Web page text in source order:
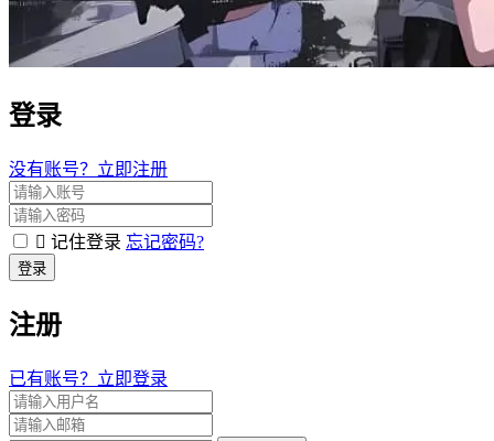
登录
没有账号？立即注册
记住登录 忘记密码?
登录
注册
已有账号？立即登录